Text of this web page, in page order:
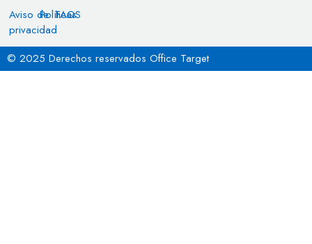
Aviso de
privacidad
Políticas
FAQS
© 2025 Derechos reservados Office Target